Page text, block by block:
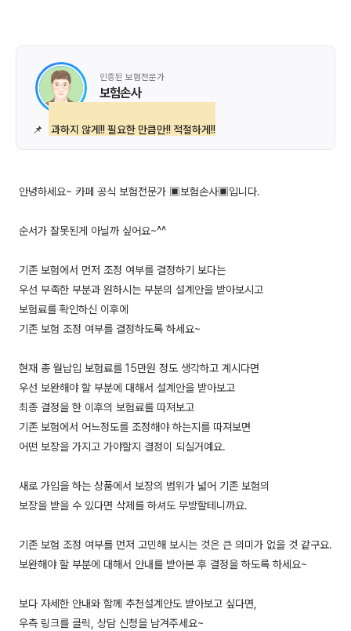
인증된 보험전문가
보험손사
📌 과하지 않게!! 필요한 만큼만!! 적절하게!!
안녕하세요~ 카페 공식 보험전문가 ▣보험손사▣입니다.
순서가 잘못된게 아닐까 싶어요~^^
기존 보험에서 먼저 조정 여부를 결정하기 보다는
우선 부족한 부분과 원하시는 부분의 설계안을 받아보시고
보험료를 확인하신 이후에
기존 보험 조정 여부를 결정하도록 하세요~
현재 총 월납입 보험료를 15만원 정도 생각하고 계시다면
우선 보완해야 할 부분에 대해서 설계안을 받아보고
최종 결정을 한 이후의 보험료를 따져보고
기존 보험에서 어느정도를 조정해야 하는지를 따져보면
어떤 보장을 가지고 가야할지 결정이 되실거예요.
새로 가입을 하는 상품에서 보장의 범위가 넓어 기존 보험의
보장을 받을 수 있다면 삭제를 하셔도 무방할테니까요.
기존 보험 조정 여부를 먼저 고민해 보시는 것은 큰 의미가 없을 것 같구요.
보완해야 할 부분에 대해서 안내를 받아본 후 결정을 하도록 하세요~
보다 자세한 안내와 함께 추천설계안도 받아보고 싶다면,
우측 링크를 클릭, 상담 신청을 남겨주세요~